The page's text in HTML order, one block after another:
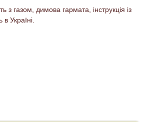
з газом, димова гармата, інструкція із
Україні.